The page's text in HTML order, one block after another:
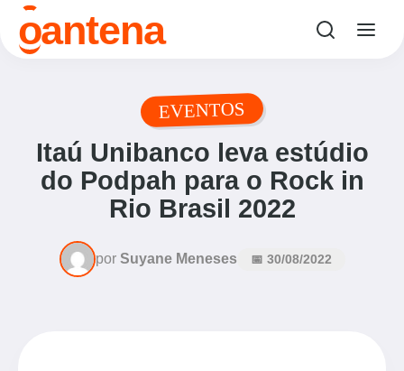
oantena
EVENTOS
Itaú Unibanco leva estúdio
do Podpah para o Rock in
Rio Brasil 2022
por Suyane Meneses 📅 30/08/2022